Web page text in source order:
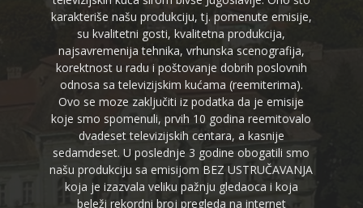
karakteriše našu produkciju, tj. pomenute emisije,
su kvalitetni gosti, kvalitetna produkcija,
najsavremenija tehnika, vrhunska scenografija,
korektnost u radu i poštovanje dobrih poslovnih
odnosa sa televizijskim kućama (reemiterima).
Ovo se moze zaključiti iz podatka da je emisije
koje smo spomenuli, prvih 10 godina reemitovalo
dvadeset televizijskih centara, a kasnije
sedamdeset. U poslednje 3 godine obogatili smo
našu produkciju sa emisijom BEZ USTRUČAVANJA
koja je izazvala veliku pažnju gledaoca i koja
beleži rekordni broj pregleda na internet